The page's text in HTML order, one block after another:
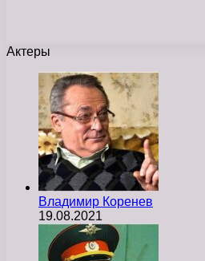
Актеры
Владимир Коренев
19.08.2021